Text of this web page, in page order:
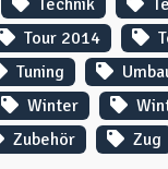
Tour 2014
Tuning
Winter
Zubehör Zug